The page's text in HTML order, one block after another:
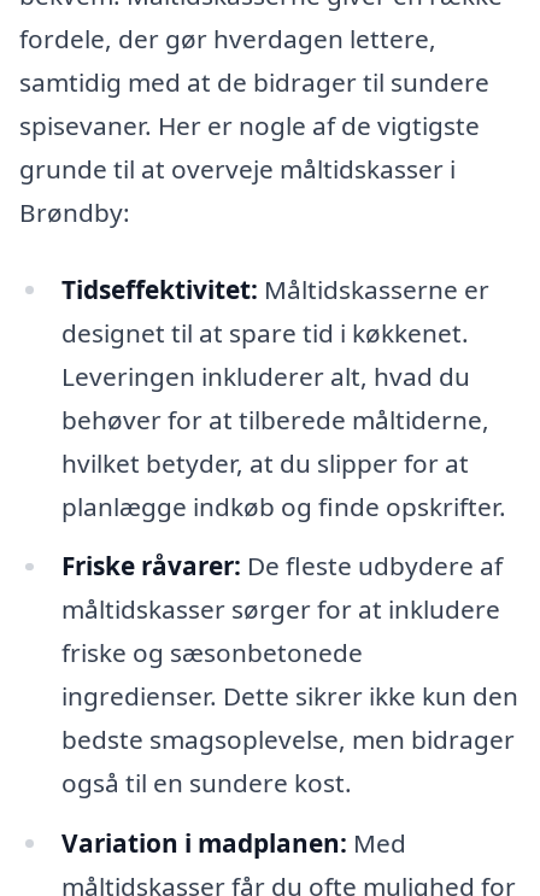
fordele, der gør hverdagen lettere,
samtidig med at de bidrager til sundere
spisevaner. Her er nogle af de vigtigste
grunde til at overveje måltidskasser i
Brøndby:
Tidseffektivitet: Måltidskasserne er
designet til at spare tid i køkkenet.
Leveringen inkluderer alt, hvad du
behøver for at tilberede måltiderne,
hvilket betyder, at du slipper for at
planlægge indkøb og finde opskrifter.
Friske råvarer: De fleste udbydere af
måltidskasser sørger for at inkludere
friske og sæsonbetonede
ingredienser. Dette sikrer ikke kun den
bedste smagsoplevelse, men bidrager
også til en sundere kost.
Variation i madplanen: Med
måltidskasser får du ofte mulighed for